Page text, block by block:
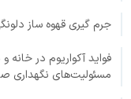
جرم گیری قهوه ساز
فواید آکواریوم در
مسئولیت‌های نگهداری